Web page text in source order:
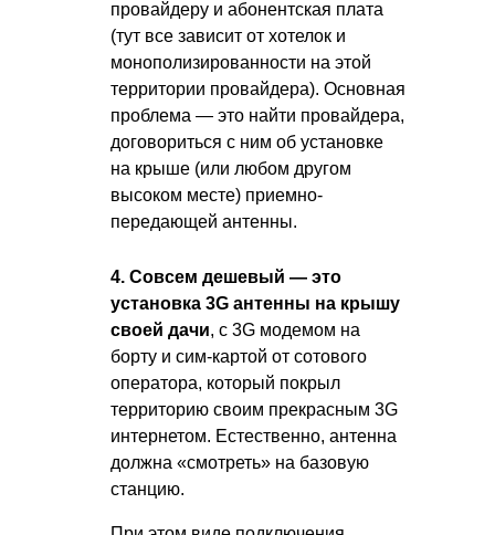
провайдеру и абонентская плата
(тут все зависит от хотелок и
монополизированности на этой
территории провайдера). Основная
проблема — это найти провайдера,
договориться с ним об установке
на крыше (или любом другом
высоком месте) приемно-
передающей антенны.
4. Совсем дешевый — это
установка 3G антенны на крышу
своей дачи, с 3G модемом на
борту и сим-картой от сотового
оператора, который покрыл
территорию своим прекрасным 3G
интернетом. Естественно, антенна
должна «смотреть» на базовую
станцию.